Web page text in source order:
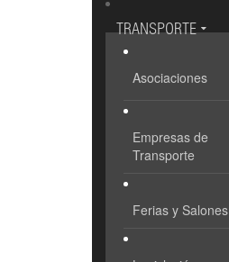
TRANSPORTE
Asociaciones
Empresas de
Transporte
Ferias y Salones